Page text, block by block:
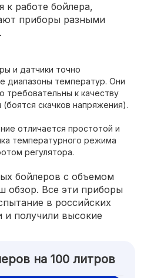
к работе бойлера,
приборы разными
и датчики точно
диапазоны температур. Они
требовательны к качеству
(боятся скачков напряжения).
отличается простотой и
температурного режима
регулятора.
бойлеров с объемом
обзор. Все эти приборы
в российских
и получили высокие
на 100 литров